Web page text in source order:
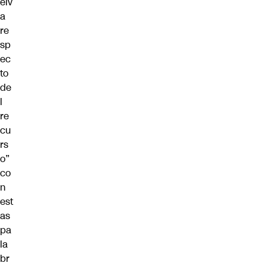
a
re
sp
ec
to
de
l
re
cu
rs
o”
co
n
est
as
pa
la
br